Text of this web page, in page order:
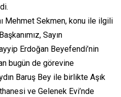
Mehmet Sekmen, konu ile ilgili
Sayın
Erdoğan Beyefendi’nin
bugün de görevine
Baruş Bey ile birlikte Aşık
ve Gelenek Evi’nde